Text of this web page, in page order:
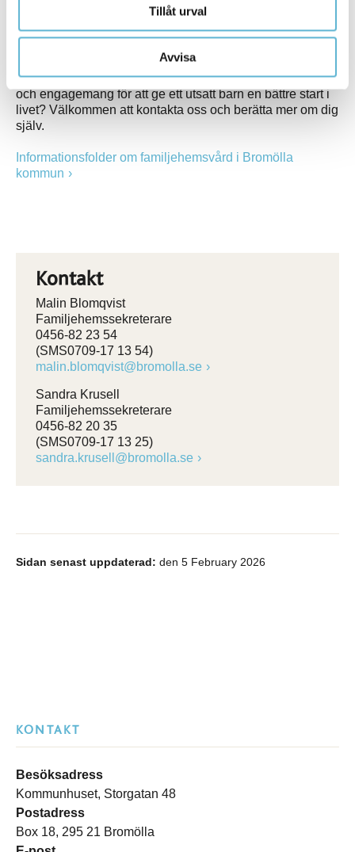
Tillåt urval
Avvisa
viktigt för oss att få en tydlig bild av dig/er och vilken typ
av uppdrag som bäst passar din/er familj. Detta för att
Har du plats i hjärtat och plats hemma? Har du tid, ork
och engagemang för att ge ett utsatt barn en bättre start i
livet? Välkommen att kontakta oss och berätta mer om dig
själv.
Informationsfolder om familjehemsvård i Bromölla
kommun
Kontakt
Malin Blomqvist
Familjehemssekreterare
0456-82 23 54
(SMS0709-17 13 54)
malin.blomqvist@bromolla.se
Sandra Krusell
Familjehemssekreterare
0456-82 20 35
(SMS0709-17 13 25)
sandra.krusell@bromolla.se
Sidan senast uppdaterad: den 5 February 2026
KONTAKT
Besöksadress
Kommunhuset, Storgatan 48
Postadress
Box 18, 295 21 Bromölla